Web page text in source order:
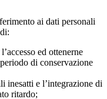
ai dati personali
ed ottenerne
di conservazione
inesatti e l’integrazione di
ritardo;